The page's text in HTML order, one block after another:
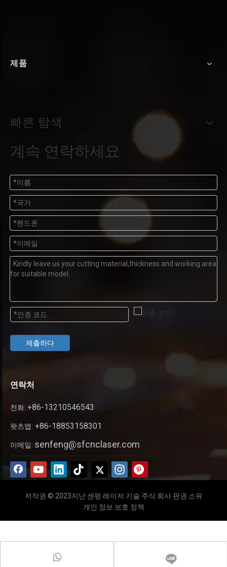
제품
빠른 탐색
계속 연락하세요
제출하다
연락처
전화: +86-13210546543
왓츠앱: +86-18853158301
이메일: senfeng@sfcnclaser.com
저작권 © 2023지난 센펑 레이저 기술 주식 회사 판권 소유
개인 정보 보호 정책